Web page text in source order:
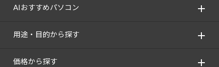
AIおすすめパソコン
用途・目的から探す
価格から探す